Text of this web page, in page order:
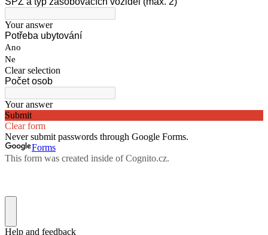
Your answer
Potřeba ubytování
Ano
Ne
Clear selection
Počet osob
Your answer
Submit
Clear form
Never submit passwords through Google Forms.
Forms
This form was created inside of Cognito.cz.
Help and feedback